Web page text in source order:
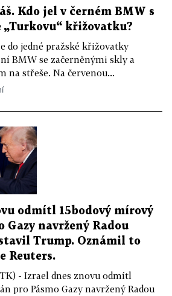
Kdo jel v černém BMW s
„Turkovu“ křižovatku?
do jedné pražské křižovatky
BMW se začerněnými skly a
na střeše. Na červenou...
odmítl 15bodový mírový
Gazy navržený Radou
Trump. Oznámil to
Reuters.
- Izrael dnes znovu odmítl
pro Pásmo Gazy navržený Radou